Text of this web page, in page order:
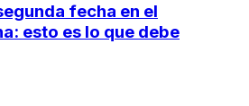
fecha en el
esto es lo que debe